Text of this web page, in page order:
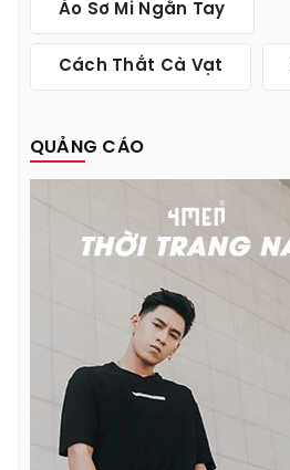
Áo Sơ Mi Ngắn Tay
Cách Thắt Cà Vạt
QUẢNG CÁO